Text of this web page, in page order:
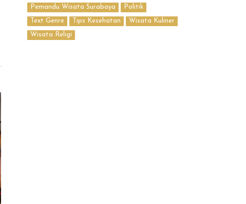
Pemandu Wisata Surabaya Politik
Text Genre Tips Kesehatan Wisata Kuliner
Wisata Religi